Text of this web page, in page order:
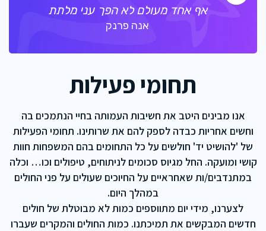
אף אחד מעולם לא הפך עני מלתת
אנה פרנק
תחומי פעילות
אנו מבינים היטב את חשיבות העמותה בחיי הנתמכים בה
וחשים אחריות כבדה לספק להם את שרותינו. תחומי הפעילות
של 'להושיט יד' חולשים על כל התחומים בהם המשפחות חוות
קושי ומועקה. החל מגיוס סכומים לניתוחים, טיפולים וכו… וכלה
במתנדבים/ות שאחראיים על החיוכים שעולים על פני החולים
במהלך היום.
לצערנו, מידי יום מתווספים כמות לא מבוטלת של חולים
חדשים המבקשים את תמיכתנו. כמות החולים והמקרים שעברו